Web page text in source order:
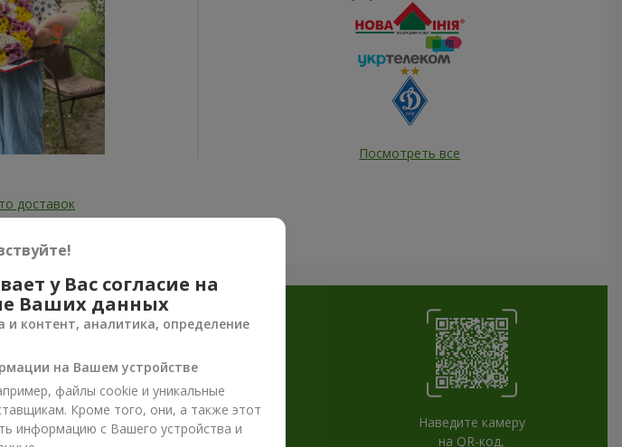
доставок
Посмотреть все
Наведите камеру
на QR-код,
у Вас согласие на
Ваших данных
и контент, аналитика, определение
на Вашем устройстве
файлы cookie и уникальные
Кроме того, они, а также этот
информацию с Вашего устройства и